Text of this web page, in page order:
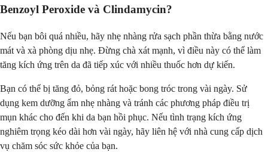
Benzoyl Peroxide và Clindamycin?
Nếu bạn bôi quá nhiều, hãy nhẹ nhàng rửa sạch phần thừa bằng nước
mát và xà phòng dịu nhẹ. Đừng chà xát mạnh, vì điều này có thể làm
tăng kích ứng trên da đã tiếp xúc với nhiều thuốc hơn dự kiến.
Bạn có thể bị tăng đỏ, bỏng rát hoặc bong tróc trong vài ngày. Sử
dụng kem dưỡng ẩm nhẹ nhàng và tránh các phương pháp điều trị
mụn khác cho đến khi da bạn hồi phục. Nếu tình trạng kích ứng
nghiêm trọng kéo dài hơn vài ngày, hãy liên hệ với nhà cung cấp dịch
vụ chăm sóc sức khỏe của bạn.